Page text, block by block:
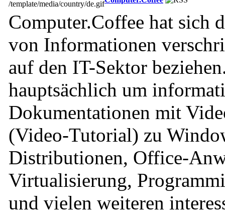
Computer.Coffee hat sich
von Informationen
auf den IT-Sektor
hauptsächlich um
Dokumentationen mit
(Video-Tutorial) zu
Distributionen, Office-
Virtualisierung,
und vielen weiteren